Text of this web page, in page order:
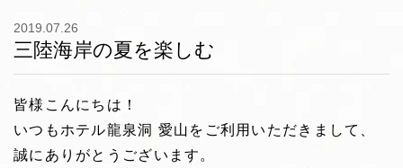
2019.07.26
三陸海岸の夏を楽しむ
皆様こんにちは！
いつもホテル龍泉洞 愛山をご利用いただきまして、
誠にありがとうございます。